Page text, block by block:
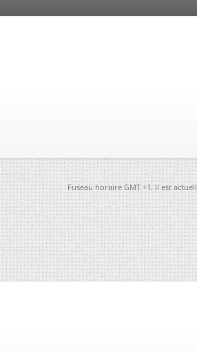
Fuseau horaire GMT +1. Il est